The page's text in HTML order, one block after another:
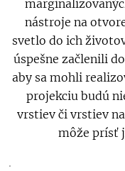
nástroje na
svetlo do ich
úspešne začlenili
aby sa mohli
projekciu budú
vrstiev či vrstiev
môže prísť
.